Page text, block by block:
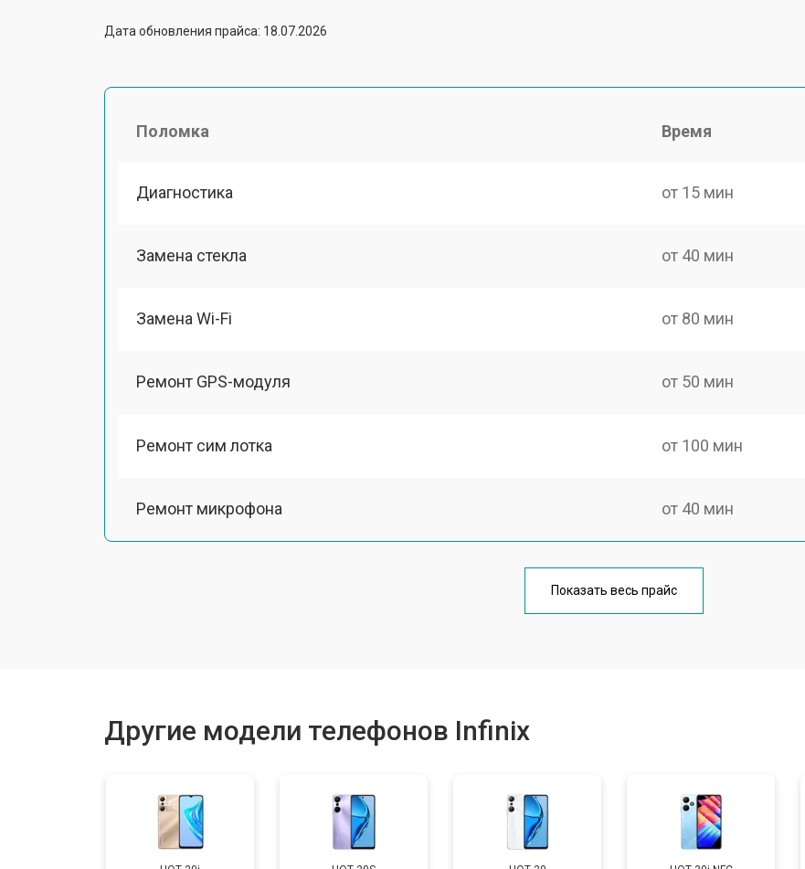
Дата обновления прайса: 18.07.2026
Поломка Время
Диагностика от 15 мин
Замена стекла от 40 мин
Замена Wi-Fi от 80 мин
Ремонт GPS-модуля от 50 мин
Ремонт сим лотка от 100 мин
Ремонт микрофона от 40 мин
от 70 мин
Замена задней крышки от 60 мин
Показать весь прайс
Другие модели телефонов Infinix